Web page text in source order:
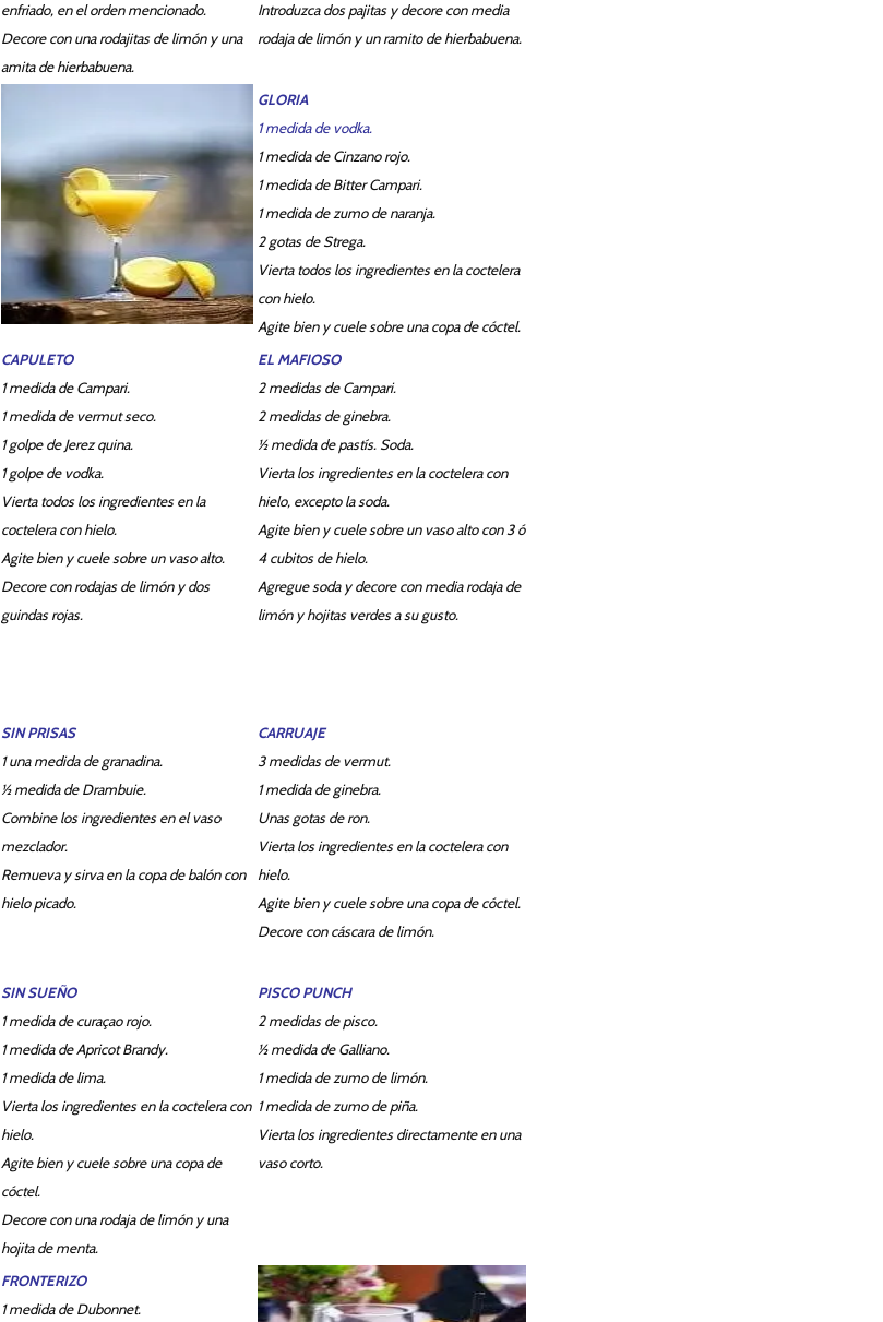
enfriado, en el orden mencionado.
Decore con una rodajitas de limón y una
amita de hierbabuena.
Introduzca dos pajitas y decore con media
rodaja de limón y un ramito de hierbabuena.
GLORIA
1 medida de vodka.
1 medida de Cinzano rojo.
1 medida de Bitter Campari.
1 medida de zumo de naranja.
2 gotas de Strega.
Vierta todos los ingredientes en la coctelera
con hielo.
Agite bien y cuele sobre una copa de cóctel.
CAPULETO
1 medida de Campari.
1 medida de vermut seco.
1 golpe de Jerez quina.
1 golpe de vodka.
Vierta todos los ingredientes en la
coctelera con hielo.
Agite bien y cuele sobre un vaso alto.
Decore con rodajas de limón y dos
guindas rojas.
EL MAFIOSO
2 medidas de Campari.
2 medidas de ginebra.
½ medida de pastís. Soda.
Vierta los ingredientes en la coctelera con
hielo, excepto la soda.
Agite bien y cuele sobre un vaso alto con 3 ó
4 cubitos de hielo.
Agregue soda y decore con media rodaja de
limón y hojitas verdes a su gusto.
SIN PRISAS
1 una medida de granadina.
½ medida de Drambuie.
Combine los ingredientes en el vaso
mezclador.
Remueva y sirva en la copa de balón con
hielo picado.
CARRUAJE
3 medidas de vermut.
1 medida de ginebra.
Unas gotas de ron.
Vierta los ingredientes en la coctelera con
hielo.
Agite bien y cuele sobre una copa de cóctel.
Decore con cáscara de limón.
SIN SUEÑO
1 medida de curaçao rojo.
1 medida de Apricot Brandy.
1 medida de lima.
Vierta los ingredientes en la coctelera con
hielo.
Agite bien y cuele sobre una copa de
cóctel.
Decore con una rodaja de limón y una
hojita de menta.
PISCO PUNCH
2 medidas de pisco.
½ medida de Galliano.
1 medida de zumo de limón.
1 medida de zumo de piña.
Vierta los ingredientes directamente en una
vaso corto.
FRONTERIZO
1 medida de Dubonnet.